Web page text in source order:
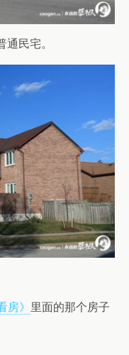
民宅。
房》 里面的那个房子